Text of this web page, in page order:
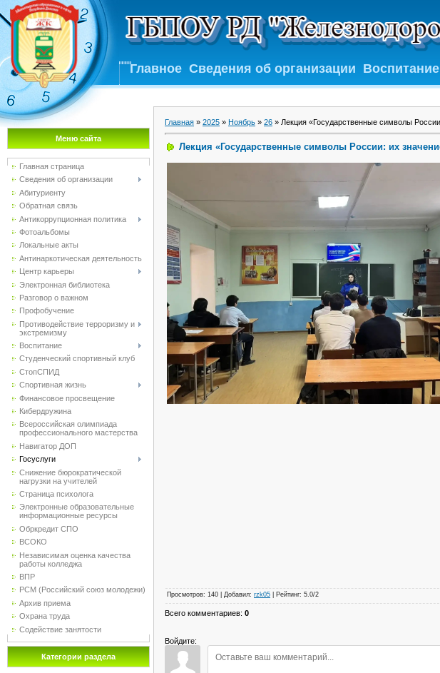
Главное Сведения об организации Воспитание
Меню сайта
Главная страница
Сведения об организации
Абитуриенту
Обратная связь
Антикоррупционная политика
Фотоальбомы
Локальные акты
Антинаркотическая деятельность
Центр карьеры
Электронная библиотека
Разговор о важном
Профобучение
Противодействие терроризму и
экстремизму
Воспитание
Студенческий спортивный клуб
CтопСПИД
Спортивная жизнь
Финансовое просвещение
Кибердружина
Всероссийская олимпиада
профессионального мастерства
Навигатор ДОП
Госуслуги
Снижение бюрократической
нагрузки на учителей
Страница психолога
Электронные образовательные
информационные ресурсы
Обркредит СПО
ВСОКО
Независимая оценка качества
работы колледжа
ВПР
РСМ (Российский союз молодежи)
Архив приема
Охрана труда
Содействие занятости
Категории раздела
Главная » 2025 » Ноябрь » 26 » Лекция «Государственные символы
Лекция «Государственные символы России: их
Просмотров: 140 Добавил: rzk05 Рейтинг: 5.0/2
Всего комментариев: 0
Войдите: